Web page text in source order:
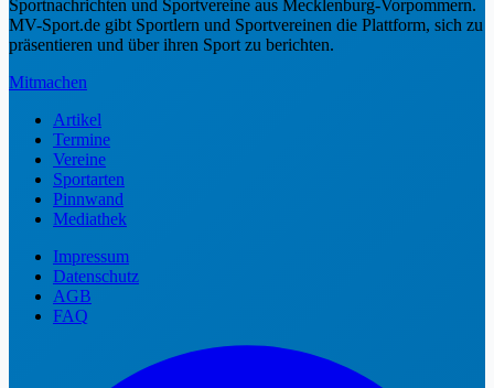
Sportnachrichten und Sportvereine aus Mecklenburg-Vorpommern.
MV-Sport.de gibt Sportlern und Sportvereinen die Plattform, sich zu
präsentieren und über ihren Sport zu berichten.
Mitmachen
Artikel
Termine
Vereine
Sportarten
Pinnwand
Mediathek
Impressum
Datenschutz
AGB
FAQ